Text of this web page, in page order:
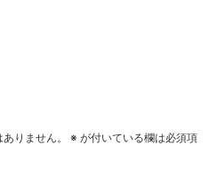
りません。 ※ が付いている欄は必須項